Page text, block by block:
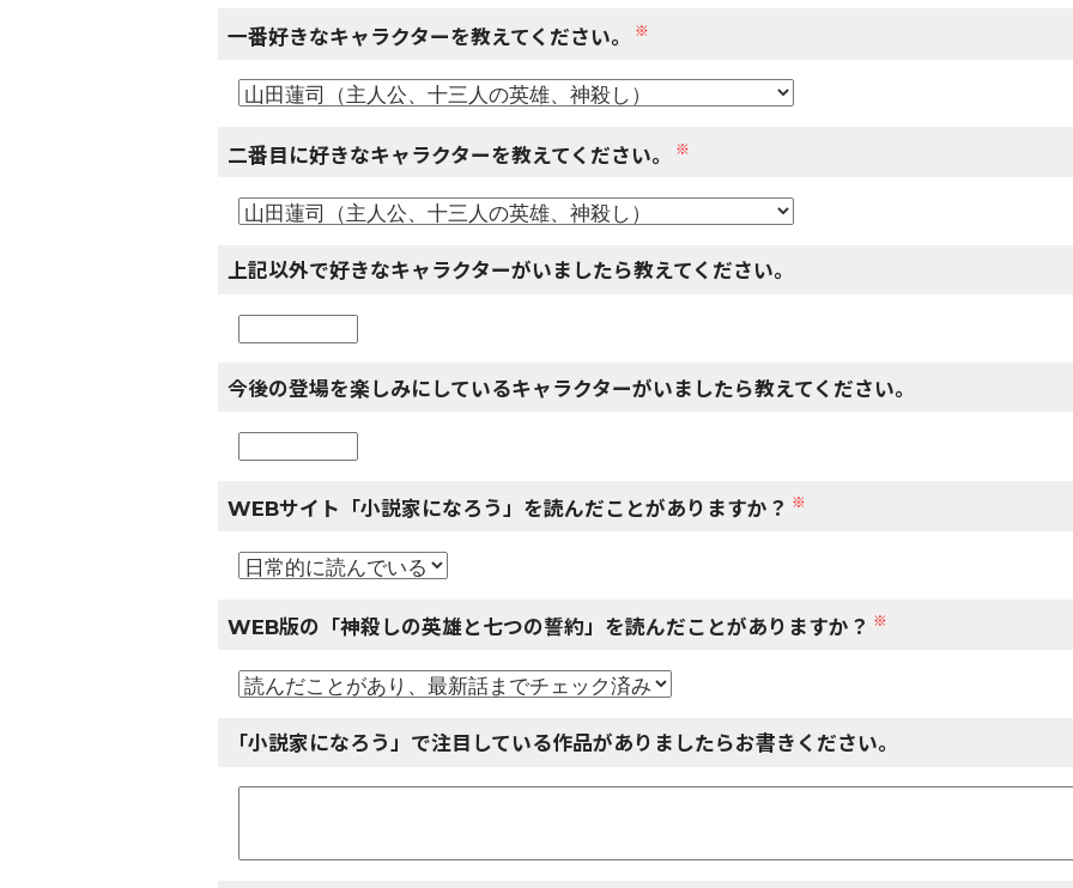
一番好きなキャラクターを教えてください。 ※
二番目に好きなキャラクターを教えてください。 ※
上記以外で好きなキャラクターがいましたら教えてください。
今後の登場を楽しみにしているキャラクターがいましたら教えてください。
WEBサイト「小説家になろう」を読んだことがありますか？ ※
WEB版の「神殺しの英雄と七つの誓約」を読んだことがありますか？ ※
「小説家になろう」で注目している作品がありましたらお書きください。